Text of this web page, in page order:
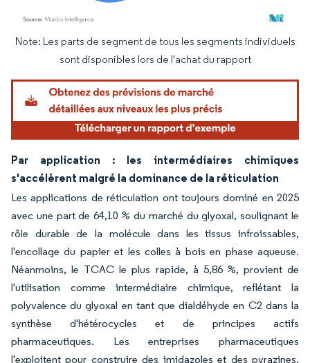
Image © Mordor Intelligence. La réutilisation nécessite une attribution sous CC BY
Note: Les parts de segment de tous les segments individuels
sont disponibles lors de l'achat du rapport
Par application : les intermédiaires chimiques
s'accélèrent malgré la dominance de la réticulation
Les applications de réticulation ont toujours dominé en 2025
avec une part de 64,10 % du marché du glyoxal, soulignant le
rôle durable de la molécule dans les tissus infroissables,
l'encollage du papier et les colles à bois en phase aqueuse.
Néanmoins, le TCAC le plus rapide, à 5,86 %, provient de
l'utilisation comme intermédiaire chimique, reflétant la
polyvalence du glyoxal en tant que dialdéhyde en C2 dans la
synthèse d'hétérocycles et de principes actifs
pharmaceutiques. Les entreprises pharmaceutiques
l'exploitent pour construire des imidazoles et des pyrazines,